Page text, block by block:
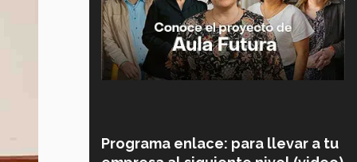
Programa enlace: para llevar a tu